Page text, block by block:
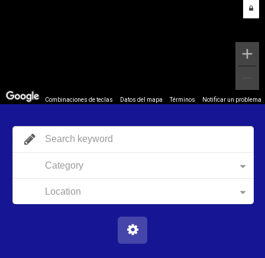
Combinaciones de teclas Datos del mapa Términos Notificar un problema
Category
Location